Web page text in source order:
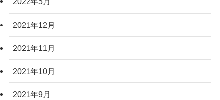
2021年12月
2021年11月
2021年10月
2021年9月